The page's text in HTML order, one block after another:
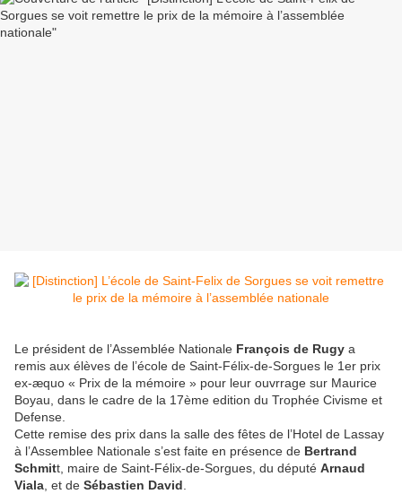
Le président de l’Assemblée Nationale François de Rugy a
remis aux élèves de l’école de Saint-Félix-de-Sorgues le 1er prix
ex-æquo « Prix de la mémoire » pour leur ouvrrage sur Maurice
Boyau, dans le cadre de la 17ème edition du Trophée Civisme et
Defense.
Cette remise des prix dans la salle des fêtes de l’Hotel de Lassay
à l’Assemblee Nationale s’est faite en présence de Bertrand
Schmitt, maire de Saint-Félix-de-Sorgues, du député Arnaud
Viala , et de Sébastien David